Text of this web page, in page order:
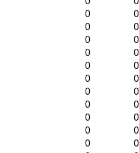
0
0
0
0
0
0
0
0
0
0
0
0
0
0
0
0
0
0
0
0
0
0